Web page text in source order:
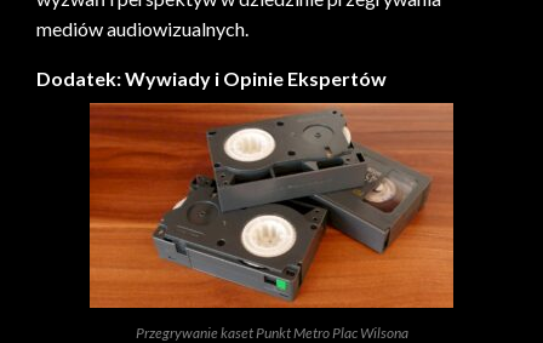
mediów audiowizualnych.
Dodatek: Wywiady i Opinie Ekspertów
Przegrywanie kaset Punkt Metro Plac Wilsona